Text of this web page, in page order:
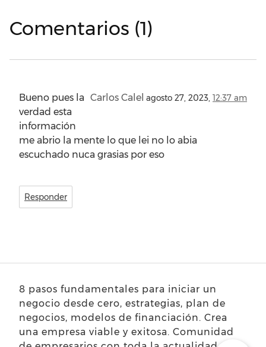
Comentarios (1)
Carlos Calel agosto 27, 2023, 12:37 am
Bueno pues la
verdad esta
información
me abrio la mente lo que lei no lo abia
escuchado nuca grasias por eso
Responder
8 pasos fundamentales para iniciar un
negocio desde cero, estrategias, plan de
negocios, modelos de financiación. Crea
una empresa viable y exitosa. Comunidad